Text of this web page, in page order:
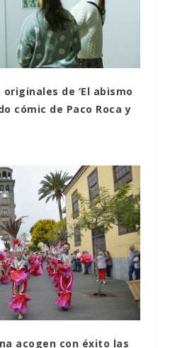
de ‘El abismo
cómic de Paco Roca y
acogen con éxito las